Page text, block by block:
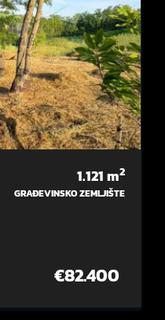
1.121m2
GRAĐEVINSKO ZEMLJIŠTE
€82.400